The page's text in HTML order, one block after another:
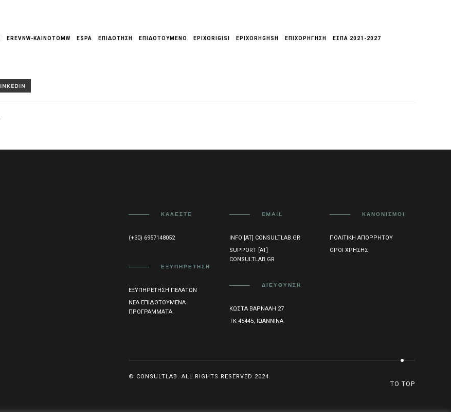
EREVNW-KAINOTOMW ESPA ΕΠΙΔΟΤΗΣΗ ΕΠΙΔΟΤΟΥΜΕΝΟ EPIXORIGISI EPIXORHGHSH ΕΠΙΧΟΡΉΓΗΣΗ ΕΣΠΑ 2021-2027
ΚΑΛΈΣΤΕ
(+30) 6957148052
ΕΞΥΠΗΡΈΤΗΣΗ
ΕΞΥΠΗΡΈΤΗΣΗ ΠΕΛΑΤΏΝ
ΝΈΑ ΕΠΙΔΟΤΟΎΜΕΝΑ
ΠΡΟΓΡΆΜΜΑΤΑ
EMAIL
INFO [AT] CONSULTLAB.GR
SUPPORT [AT]
CONSULTLAB.GR
ΔΙΕΎΘΥΝΣΗ
ΚΏΣΤΑ ΒΆΡΝΑΛΗ 27
ΤΚ 45445, ΙΩΆΝΝΙΝΑ
ΚΑΝΟΝΙΣΜΟΊ
ΠΟΛΙΤΙΚΉ ΑΠΟΡΡΉΤΟΥ
ΌΡΟΙ ΧΡΉΣΗΣ
© CONSULTLAB. ALL RIGHTS RESERVED 2024.
TO TOP